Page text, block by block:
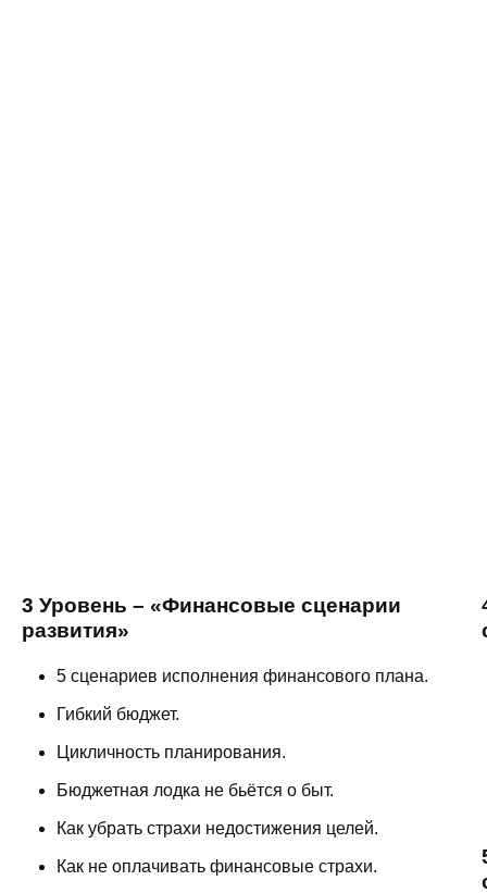
3 Уровень – «Финансовые сценарии
развития»
5 сценариев исполнения финансового плана.
Гибкий бюджет.
Цикличность планирования.
Бюджетная лодка не бьётся о быт.
Как убрать страхи недостижения целей.
Как не оплачивать финансовые страхи.